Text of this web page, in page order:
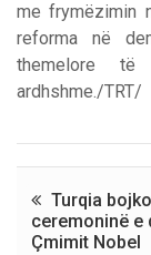
me frymëzimin
reforma në
themelore
ardhshme./TRT/
Turqia
ceremoninë e
Çmimit Nobel